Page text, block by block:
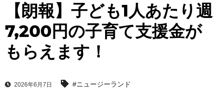
【朗報】子ども1人あたり週
7,200円の子育て支援金が
もらえます！
2026年6月7日 #ニュージーランド